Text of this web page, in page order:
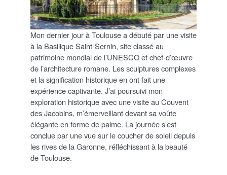
Mon dernier jour à Toulouse a débuté par une visite
à la Basilique Saint-Sernin, site classé au
patrimoine mondial de l’UNESCO et chef-d’œuvre
de l’architecture romane. Les sculptures complexes
et la signification historique en ont fait une
expérience captivante. J’ai poursuivi mon
exploration historique avec une visite au Couvent
des Jacobins, m’émerveillant devant sa voûte
élégante en forme de palme. La journée s’est
conclue par une vue sur le coucher de soleil depuis
les rives de la Garonne, réfléchissant à la beauté
de Toulouse.